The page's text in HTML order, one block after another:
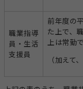
職業指導
員・生活
支援員
前年度の
た上で、
上は常勤
（加えて